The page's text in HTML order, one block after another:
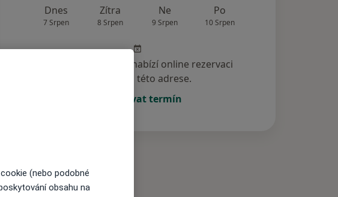
Dnes
7 Srpen
Zítra
8 Srpen
Ne
9 Srpen
Po
10 Srpen
Tento specialista nenabízí online rezervaci
termínu na této adrese.
Rezervovat termín
(nebo podobné
obsahu na